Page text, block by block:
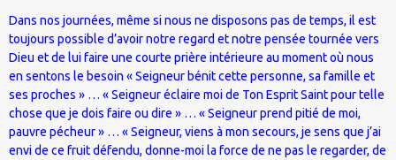
Dans nos journées, même si nous ne disposons pas de temps, il est
toujours possible d’avoir notre regard et notre pensée tournée vers
Dieu et de lui faire une courte prière intérieure au moment où nous
en sentons le besoin « Seigneur bénit cette personne, sa famille et
ses proches » … « Seigneur éclaire moi de Ton Esprit Saint pour telle
chose que je dois faire ou dire » … « Seigneur prend pitié de moi,
pauvre pécheur » … « Seigneur, viens à mon secours, je sens que j’ai
envi de ce fruit défendu, donne-moi la force de ne pas le regarder, de